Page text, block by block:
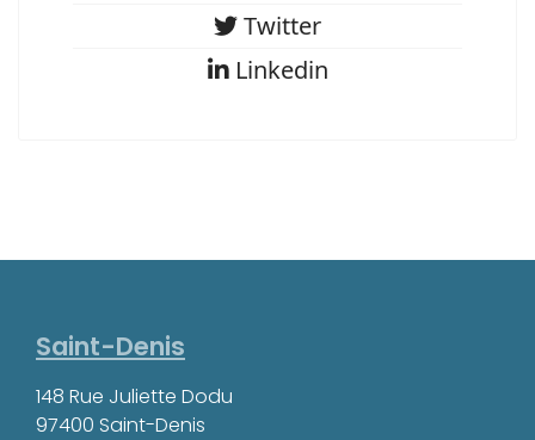
Twitter
Twitter
Linkedin
Linkedin
Saint-Denis
148 Rue Juliette Dodu
97400 Saint-Denis